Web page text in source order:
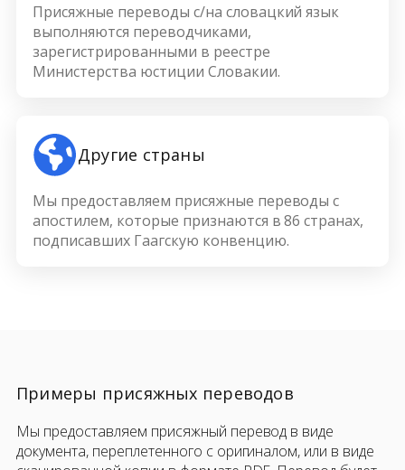
Присяжные переводы с/на словацкий язык
выполняются переводчиками,
зарегистрированными в реестре
Министерства юстиции Словакии.
Другие страны
Мы предоставляем присяжные переводы с
апостилем, которые признаются в 86 странах,
подписавших Гаагскую конвенцию.
Примеры присяжных переводов
Мы предоставляем присяжный перевод в виде
документа, переплетенного с оригиналом, или в виде